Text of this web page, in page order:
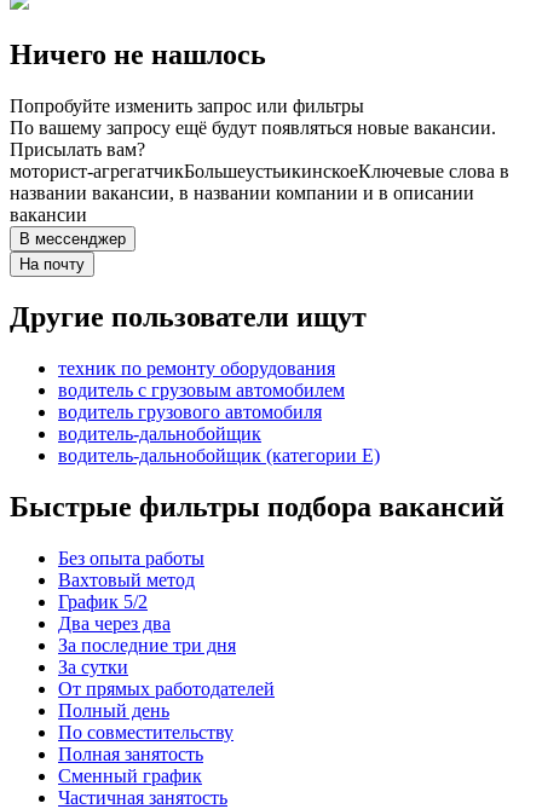
Ничего не нашлось
Попробуйте изменить запрос или фильтры
По вашему запросу ещё будут появляться новые вакансии.
Присылать вам?
моторист-агрегатчикБольшеустьикинскоеКлючевые слова в
названии вакансии, в названии компании и в описании
вакансии
В мессенджер
На почту
Другие пользователи ищут
техник по ремонту оборудования
водитель с грузовым автомобилем
водитель грузового автомобиля
водитель-дальнобойщик
водитель-дальнобойщик (категории Е)
Быстрые фильтры подбора вакансий
Без опыта работы
Вахтовый метод
График 5/2
Два через два
За последние три дня
За сутки
От прямых работодателей
Полный день
По совместительству
Полная занятость
Сменный график
Частичная занятость